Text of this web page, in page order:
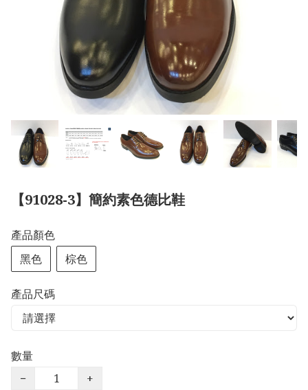
【91028-3】簡約素色德比鞋
產品顏色
黑色
棕色
產品尺碼
數量
−
+